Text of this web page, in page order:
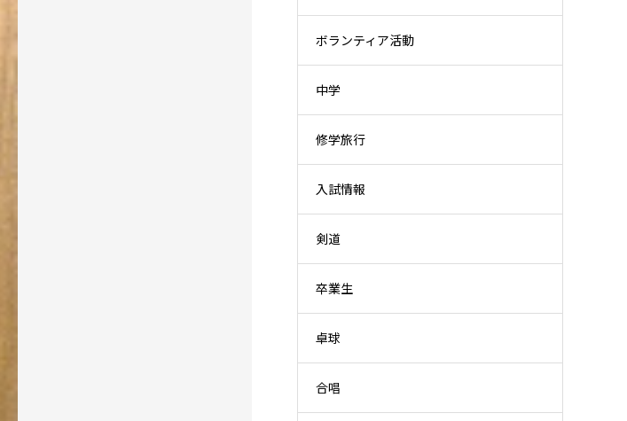
ボランティア活動
中学
修学旅行
入試情報
剣道
卒業生
卓球
合唱